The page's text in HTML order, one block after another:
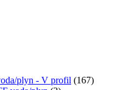
plyn - V profil (167)